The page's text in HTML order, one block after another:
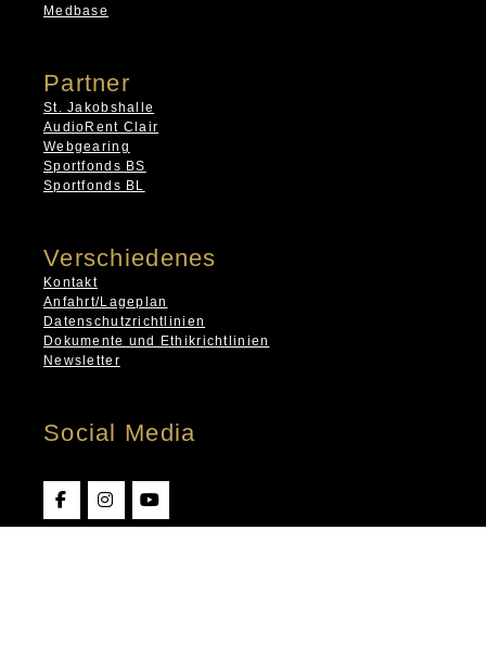
Medbase
Partner
St. Jakobshalle
AudioRent Clair
Webgearing
Sportfonds BS
Sportfonds BL
Verschiedenes
Kontakt
Anfahrt/Lageplan
Datenschutzrichtlinien
Dokumente und Ethikrichtlinien
Newsletter
Social Media